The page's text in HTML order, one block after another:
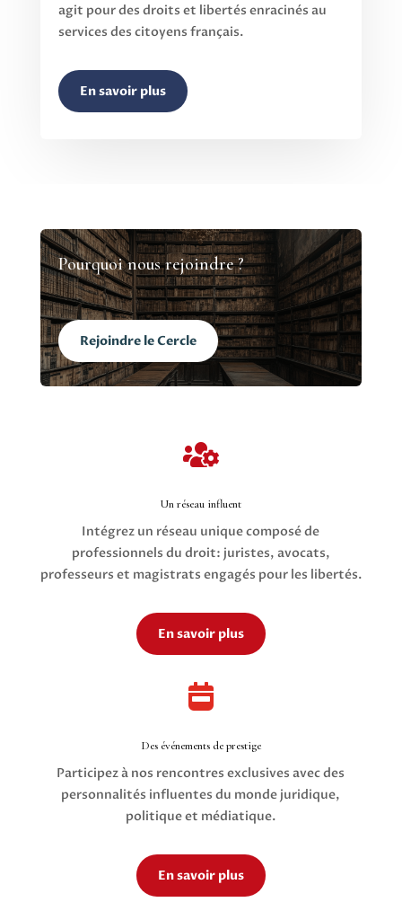
agit pour des droits et libertés enracinés au
services des citoyens français.
En savoir plus
Pourquoi nous rejoindre ?
Rejoindre le Cercle

Un réseau influent
Intégrez un réseau unique composé de
professionnels du droit: juristes, avocats,
professeurs et magistrats engagés pour les libertés.
En savoir plus

Des événements de prestige
Participez à nos rencontres exclusives avec des
personnalités influentes du monde juridique,
politique et médiatique.
En savoir plus